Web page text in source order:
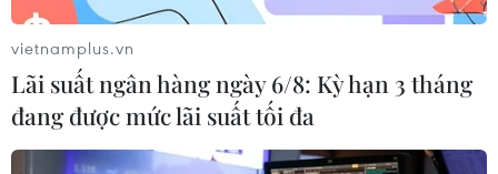
vietnamplus.vn
Lãi suất ngân hàng ngày 6/8: Kỳ hạn 3 tháng
đang được mức lãi suất tối đa